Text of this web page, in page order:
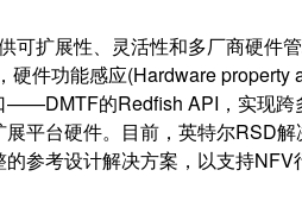
扩展性、灵活性和多厂商硬件
件功能感应(Hardware property
的Redfish API，实现跨
平台硬件。目前，英特尔RSD
参考设计解决方案，以支持NFV